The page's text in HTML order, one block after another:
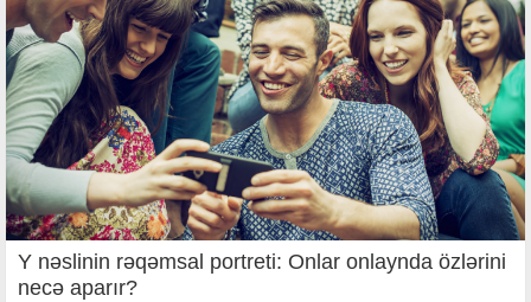
Y nəslinin rəqəmsal portreti: Onlar onlaynda özlərini
necə aparır?